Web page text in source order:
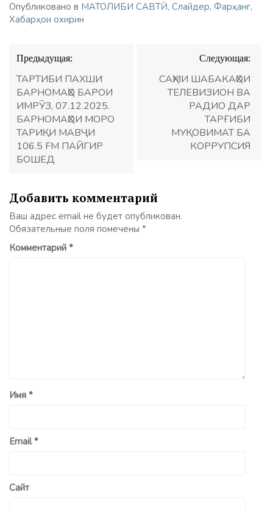
Опубликовано в МАТОЛИБИ САВТӢ, Слайдер, Фарҳанг,
Хабарҳои охирин
Навигация
по
записям
Предыдущая:
ТАРТИБИ ПАХШИ
БАРНОМАҲО БАРОИ
ИМРӮЗ, 07.12.2025.
БАРНОМАҲОИ МОРО
ТАРИҚИ МАВҶИ
106.5 FM ПАЙГИР
БОШЕД
Следующая:
САҲМИ ШАБАКАҲОИ
ТЕЛЕВИЗИОН ВА
РАДИО ДАР
ТАРҒИБИ
МУҚОВИМАТ БА
КОРРУПСИЯ
Добавить комментарий
Ваш адрес email не будет опубликован.
Обязательные поля помечены *
Комментарий *
Имя *
Email*
Сайт